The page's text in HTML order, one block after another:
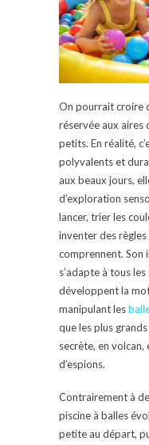
On pourrait croire
réservée aux aires
petits. En réalité,
polyvalents et
aux beaux jours,
d’exploration
lancer, trier les
inventer des
comprennent. Son
s’adapte à tous
développent la
manipulant les
que les plus
secrète, en
d’espions.
Contrairement à
piscine à balles
petite au départ,